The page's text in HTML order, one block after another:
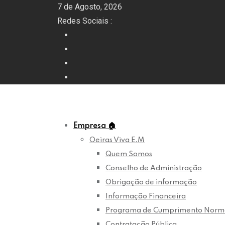
7 de Agosto, 2026
Redes Sociais :
Empresa 🏠
Oeiras Viva E.M
Quem Somos
Conselho de Administração
Obrigação de informação
Informação Financeira
Programa de Cumprimento